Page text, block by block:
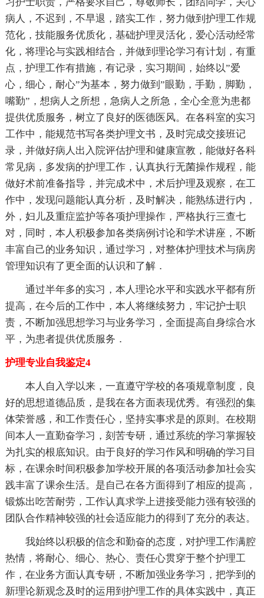
病人，不迟到，不早退，踏实工作，努力做到护理工作规
范化，技能服务优质化，基础护理灵活化，爱心活动经常
化，将理论与实践相结合，并做到理论学习有计划，有重
点，护理工作有措施，有记录，实习期间，始终以”爱
心，细心，耐心”为基本，努力做到”眼勤，手勤，脚勤，
嘴勤”，想病人之所想，急病人之所急，全心全意为患都
提供优质服务，树立了良好的医德医风。在各科室的实习
工作中，能规范书写各类护理文书，及时完成交接班记
录，并做好病人出入院评估护理和健康宣教，能做好各科
常见病，多发病的护理工作，认真执行无菌操作规程，能
做好术前准备指导，并完成术中，术后护理及观察，在工
作中，发现问题能认真分析，及时解决，能熟练进行内，
外，妇儿及重症监护等各项护理操作，严格执行三查七
对，同时，本人积极参加各类病例讨论和学术讲座，不断
丰富自己的业务知识，通过学习，对整体护理技术与病房
管理知识有了更全面的认识和了解．
通过半年多的实习，本人理论水平和实践水平都有所
提高，在今后的工作中，本人将继续努力，牢记护士职
责，不断加强思想学习与业务学习，全面提高自身综合水
平，为患者提供优质服务．
护理专业自我鉴定4
本人自入学以来，一直遵守学校的各项规章制度，良
好的思想道德品质，是我在各方面表现优秀。有强烈的集
体荣誉感，和工作责任心，坚持实事求是的原则。在校期
间本人一直勤奋学习，刻苦专研，通过系统的学习掌握较
为扎实的根底知识。由于良好的学习作风和明确的学习目
标，在课余时间积极参加学校开展的各项活动参加社会实
践丰富了课余生活。是自己在各方面得到了相应的提高，
锻炼出吃苦耐劳，工作认真求学上进接受能力强有较强的
团队合作精神较强的社会适应能力的得到了充分的表达。
我始终以积极的信念和勤奋的态度，对护理工作满腔
热情，将耐心、细心、热心、责任心贯穿于整个护理工
作，在业务方面认真专研，不断加强业务学习，把学到的
新理论新观念及时的运用到护理工作的具体实践中，真正